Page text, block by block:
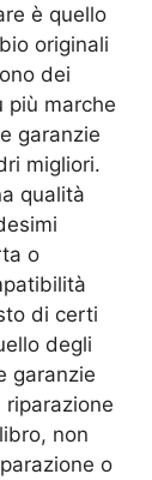
è quello
originali
dei
più marche
garanzie
migliori.
qualità
o
di certi
degli
garanzie
non
o